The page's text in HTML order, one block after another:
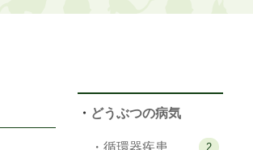
・ どうぶつの病気
・循環器疾患 2